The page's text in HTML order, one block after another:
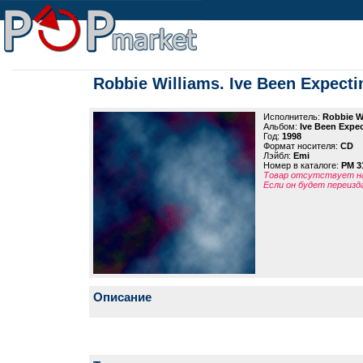
Robbie Williams. Ive Been
Исполнитель: Robbie
Альбом: Ive Been
Год: 1998
Формат носителя: CD
Лэйбл: Emi
Номер в каталоге: PM
Товар отсутствует
Если он будет
Описание